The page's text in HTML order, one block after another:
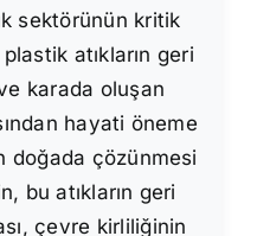
sektörünün kritik
atıkların geri
karada oluşan
hayati öneme
doğada çözünmesi
bu atıkların geri
çevre kirliliğinin